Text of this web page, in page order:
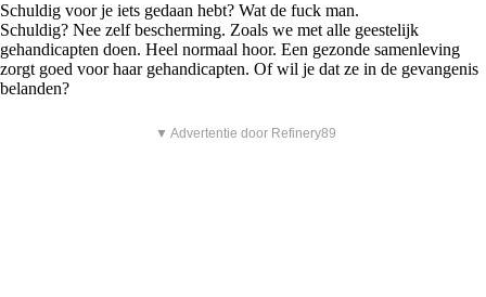
Schuldig voor je iets gedaan hebt? Wat de fuck man.
Schuldig? Nee zelf bescherming. Zoals we met alle geestelijk
gehandicapten doen. Heel normaal hoor. Een gezonde samenleving
zorgt goed voor haar gehandicapten. Of wil je dat ze in de gevangenis
belanden?
▼ Advertentie door Refinery89